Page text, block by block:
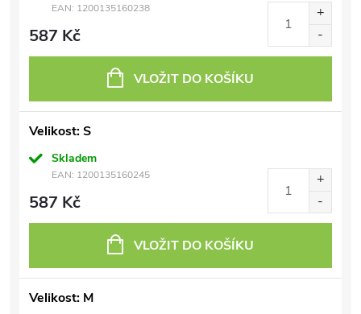
EAN: 1200135160238
587 Kč
VLOŽIT DO KOŠÍKU
Velikost: S
Skladem
EAN: 1200135160245
587 Kč
VLOŽIT DO KOŠÍKU
Velikost: M